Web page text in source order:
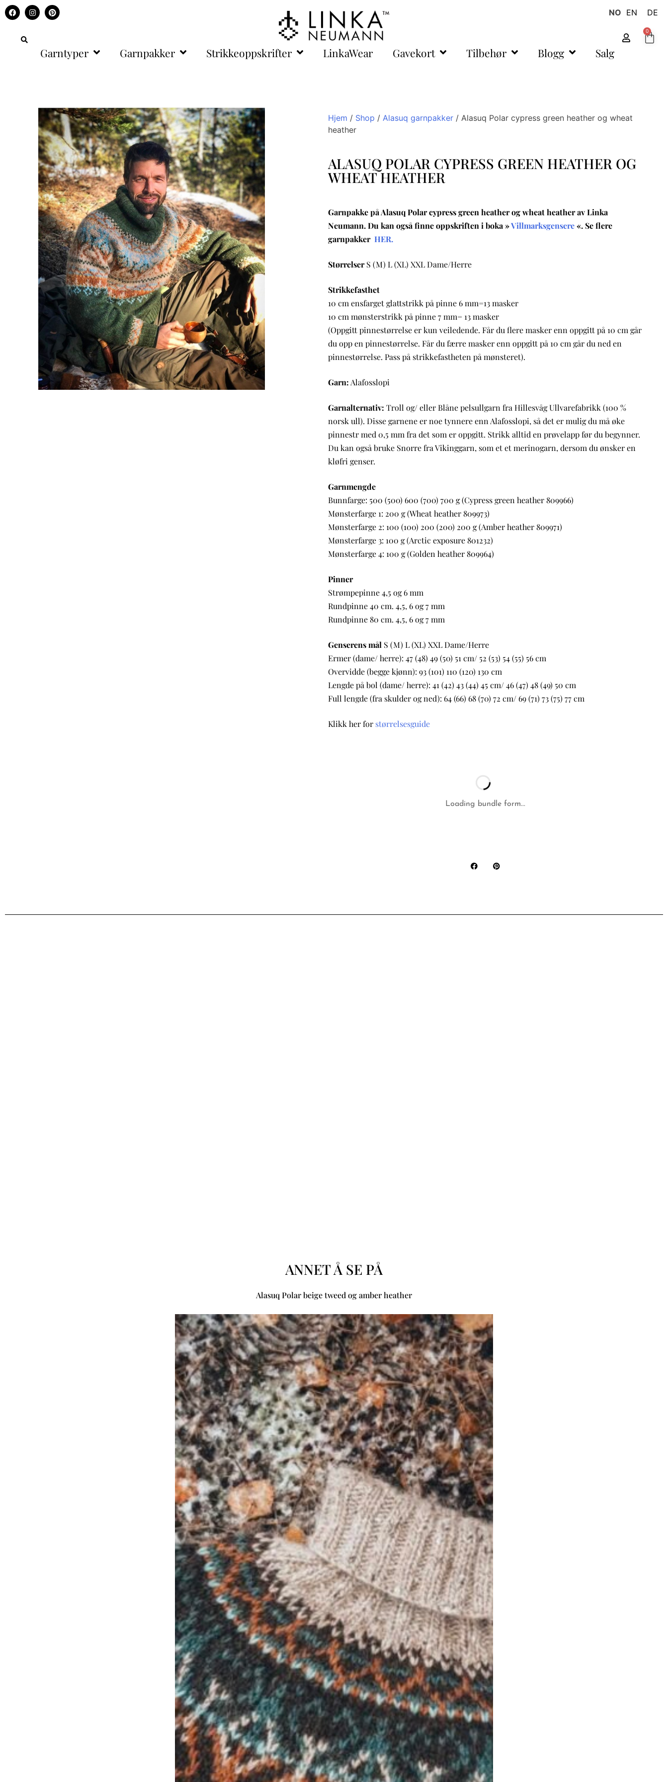
NO EN DE
0
Garntyper Garnpakker Strikkeoppskrifter LinkaWear Gavekort Tilbehør Blogg Salg
Hjem / Shop / Alasuq garnpakker/ Alasuq Polar cypress green heather og wheat
heather
ALASUQ POLAR CYPRESS GREEN HEATHER OG
WHEAT HEATHER
Garnpakke på Alasuq Polar cypress green heather og wheat heather av Linka
Neumann. Du kan også finne oppskriften i boka »Villmarksgensere«. Se flere
garnpakker HER.
StørrelserS (M) L (XL) XXL Dame/Herre
Strikkefasthet
10 cm ensfarget glattstrikk på pinne 6 mm=13 masker
10 cm mønsterstrikk på pinne 7 mm= 13 masker
(Oppgitt pinnestørrelse er kun veiledende. Får du flere masker enn oppgitt på 10 cm går
du opp en pinnestørrelse. Får du færre masker enn oppgitt på 10 cm går du ned en
pinnestørrelse. Pass på strikkefastheten på mønsteret).
Garn:Alafosslopi
Garnalternativ: Troll og/ eller Blåne pelsullgarn fra Hillesvåg Ullvarefabrikk (100 %
norsk ull). Disse garnene er noe tynnere enn Alafosslopi, så det er mulig du må øke
pinnestr med 0,5 mm fra det som er oppgitt. Strikk alltid en prøvelapp før du begynner.
Du kan også bruke Snorre fra Vikinggarn, som et et merinogarn, dersom du ønsker en
kløfri genser.
Garnmengde
Bunnfarge: 500 (500) 600 (700) 700 g (Cypress green heather 809966)
Mønsterfarge 1: 200 g (Wheat heather 809973)
Mønsterfarge 2: 100 (100) 200 (200) 200 g (Amber heather 809971)
Mønsterfarge 3: 100 g (Arctic exposure 801232)
Mønsterfarge 4: 100 g (Golden heather 809964)
Pinner
Strømpepinne 4,5 og 6 mm
Rundpinne 40 cm. 4,5, 6 og 7 mm
Rundpinne 80 cm. 4,5, 6 og 7 mm
Genserens målS (M) L (XL) XXL Dame/Herre
Ermer (dame/ herre): 47 (48) 49 (50) 51 cm/ 52 (53) 54 (55) 56 cm
Overvidde (begge kjønn): 93 (101) 110 (120) 130 cm
Lengde på bol (dame/ herre): 41 (42) 43 (44) 45 cm/ 46 (47) 48 (49) 50 cm
Full lengde (fra skulder og ned): 64 (66) 68 (70) 72 cm/ 69 (71) 73 (75) 77 cm
Klikk her for størrelsesguide
Loading bundle form...
ANNET Å SE PÅ
Alasuq Polar beige tweed og amber heather